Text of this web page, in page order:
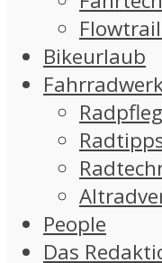
Bikeurlaub
People
Das